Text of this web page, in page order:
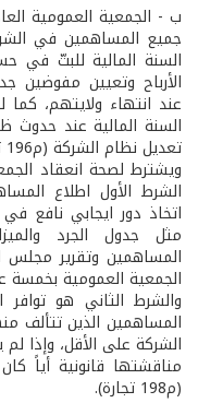
ب­ - الجمعية العمومية
جميع المساهمين في
السنة المالية للبتّ في
الأرباح وتعيين مفوضين
عند انتهاء ولايتهم،
السنة المالية عند حدوث
تعديل نظام الشركة (م196 تجارة).
ويشترط لصحة انعقاد
الشرط الأول اطلاع
اتخاذ دور ايجابي نافع
مثل جدول الجرد
المساهمين وتقرير مجلس
الجمعية العمومية بخمسة عشر
والشرط الثاني هو
المساهمين الذين تتألف
الشركة على الأقل، وإذا
مناقشتها قانونية أياً
(م198 تجارة).